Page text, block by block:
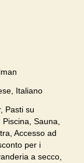
Italiano
Pasti su
Sauna,
Accesso ad
per i
a secco,